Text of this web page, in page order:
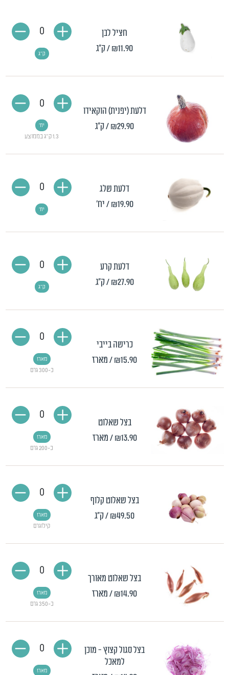
חציל לבן
₪11.90/ ק"ג ק"ג
0
דלעת (יפנית) הוקאידו
₪29.90/ ק"ג
1.3 ק"ג בממוצע
יח'
0
דלעת שלג
₪19.90 / יח' יח'
0
דלעת קרע
₪27.90 / ק"ג ק"ג
0
כרישה בייבי
₪15.90/ מארז
כ-300 גרם
מארז
0
בצל שאלוט
₪13.90 / מארז
כ-200 גרם
מארז
0
בצל שאלוט קלוף
₪49.50/ ק"ג
קילוגרם
מארז
0
בצל שאלוט מאורך
₪14.90/ מארז
כ-350 גרם
מארז
0
בצל סגול קצוץ - מוכן
למאכל
מארז
0